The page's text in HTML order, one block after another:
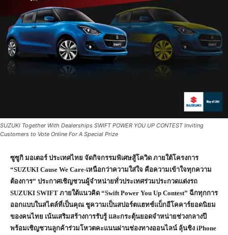
SUZUKI Together With Dealerships SWIFT POWER YOU UP CONTEST Inviting
Customers to Vote Online For A Special Prize
ซูซูกิ มอเตอร์ ประเทศไทย จัดกิจกรรมพิเศษสู้โควิด ภายใต้โครงการ
“SUZUKI Cause We Care-เหนือกว่าความใส่ใจ คือความเข้าใจทุกความ
ต้องการ” ประกาศเชิญชวนผู้จำหน่ายทั่วประเทศร่วมประกวดแต่งรถ
SUZUKI SWIFT ภายใต้แนวคิด “Swift Power You Up Contest” ฉีกทุกการ
ออกแบบในสไตล์ที่เป็นคุณ ชูความเป็นสปอร์ตแฮทช์แบ็กอีโคคาร์ยอดนิยม
ของคนไทย เน้นเสริมสร้างการรับรู้ และกระตุ้นยอดจำหน่ายช่วงกลางปี
พร้อมเชิญชวนลูกค้าร่วมโหวตคะแนนผ่านช่องทางออนไลน์ ลุ้นชิง iPhone